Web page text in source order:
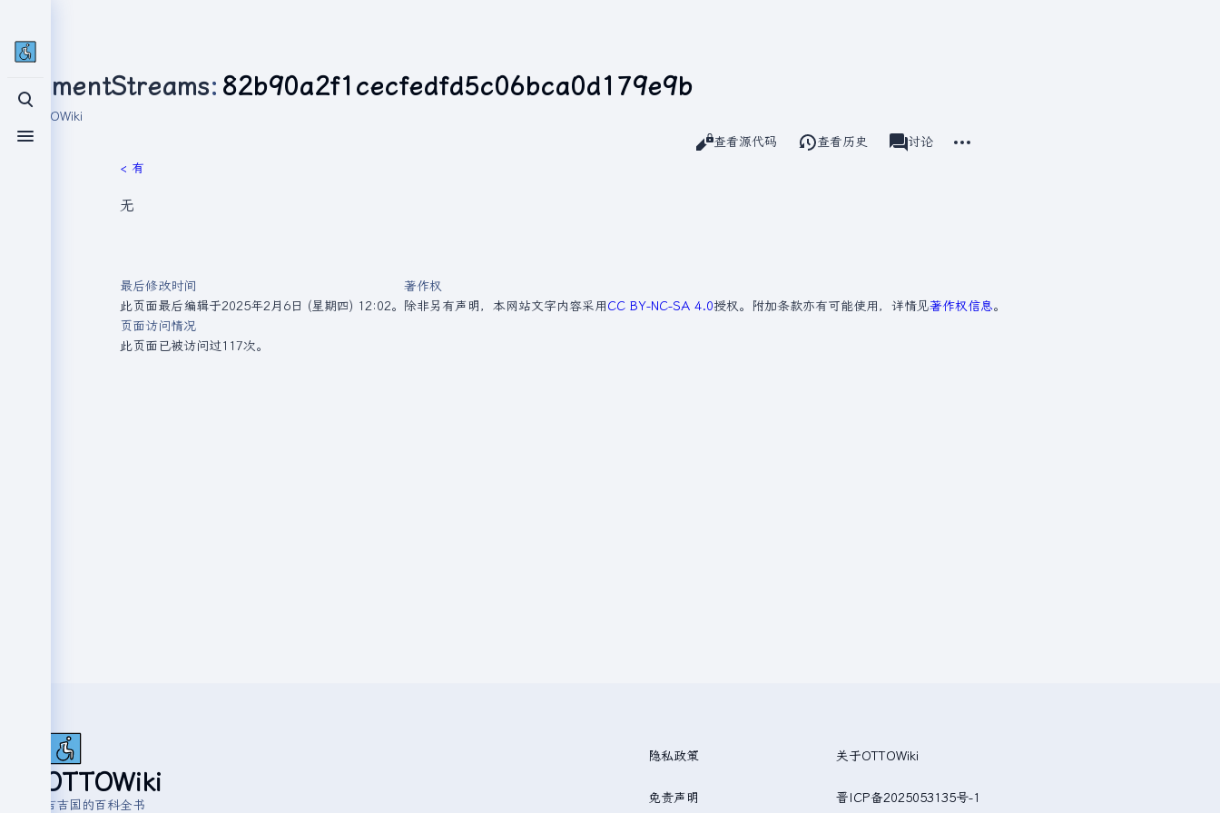
打开/关闭搜索
打开/关闭菜单
CommentStreams: 82b90a2f1cecfedfd5c06bca0d179e9b
来自OTTOWiki
查看阅读
查看源代码 查看历史 associated-pages
CommentStreams
讨论
< 有
无
最后修改时间
此页面最后编辑于2025年2月6日 (星期四) 12:02。
著作权
除非另有声明，本网站文字内容采用CC BY-NC-SA 4.0授权。附加条款亦有可能使用，详情见著作权信息。
页面访问情况
此页面已被访问过117次。
OTTOWiki
吉吉国的百科全书
隐私政策 关于OTTOWiki
免责声明 晋ICP备2025053135号-1